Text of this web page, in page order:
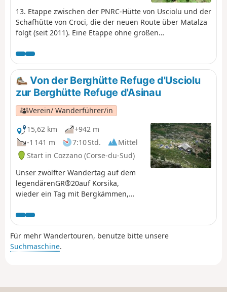
13. Etappe zwischen der PNRC-Hütte von Usciolu und der
Schafhütte von Croci, die der neuen Route über Matalza
folgt (seit 2011). Eine Etappe ohne großen
sollte. Der Beginn auf dem Grat ist etwas technisch bis
zur Punta di a Scaddatta. Dann folgt ein Abstieg durch
den Wald, Querungen durch Farnfelder vor einem
anstrengenden Aufstieg, teilweise auf einem Weg, bis
zur Schafhütte von Croci auf dem Plateau von Coscione.
Von der Berghütte Refuge d'Usciolu
zur Berghütte Refuge d'Asinau
Verein/ Wanderführer/in
15,62 km
+942 m
-1 141 m
7:10 Std.
Mittel
Start in Cozzano (Corse-du-Sud)
Unser zwölfter Wandertag auf dem
legendärenGR®20auf Korsika,
wieder ein Tag mit Bergkämmen,
einem Plateau und damit eine große
Veränderung der Landschaft.
Für mehr Wandertouren, benutze bitte unsere
Suchmaschine.